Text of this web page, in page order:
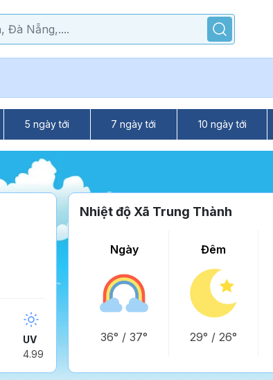
5 ngày tới 7 ngày tới 10 ngày tới
UV
4.99
Nhiệt độ Xã Trung Thành
Ngày
36° / 37°
Đêm
29° / 26°